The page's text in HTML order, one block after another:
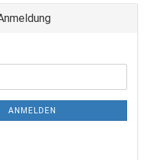
ANMELDEN